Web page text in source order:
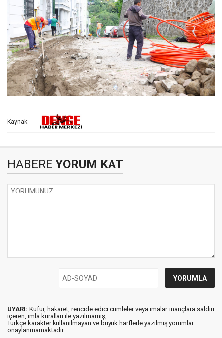
Kaynak:
HABERE YORUM KAT
UYARI: Küfür, hakaret, rencide edici cümleler veya imalar, inançlara saldırı
içeren, imla kuralları ile yazılmamış,
Türkçe karakter kullanılmayan ve büyük harflerle yazılmış yorumlar
onaylanmamaktadır.